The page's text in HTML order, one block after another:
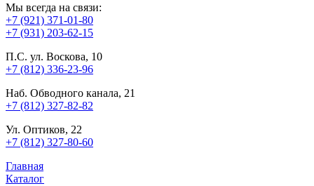
Мы всегда на связи:
+7 (921) 371-01-80
+7 (931) 203-62-15
П.С. ул. Воскова, 10
+7 (812) 336-23-96
Наб. Обводного канала, 21
+7 (812) 327-82-82
Ул. Оптиков, 22
+7 (812) 327-80-60
Главная
Каталог